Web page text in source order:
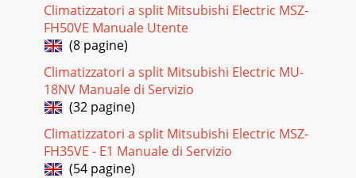
Climatizzatori a split Mitsubishi Electric MSZ-
FH50VE Manuale Utente
(8 pagine)
Climatizzatori a split Mitsubishi Electric MU-
18NV Manuale di Servizio
(32 pagine)
Climatizzatori a split Mitsubishi Electric MSZ-
FH35VE - E1 Manuale di Servizio
(54 pagine)